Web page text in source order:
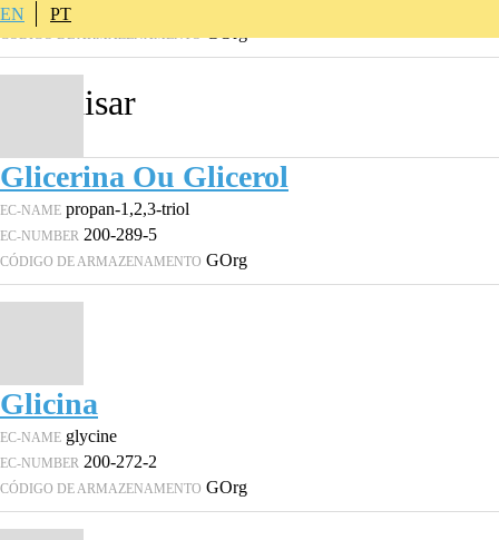
EN PT
EC-NUMBER
CÓDIGO DE ARMAZENAMENTO
Glicerina Ou Glicerol
EC-NAME propan-1,2,3-triol
EC-NUMBER 200-289-5
CÓDIGO DE ARMAZENAMENTO GOrg
Glicina
EC-NAME glycine
EC-NUMBER 200-272-2
CÓDIGO DE ARMAZENAMENTO GOrg